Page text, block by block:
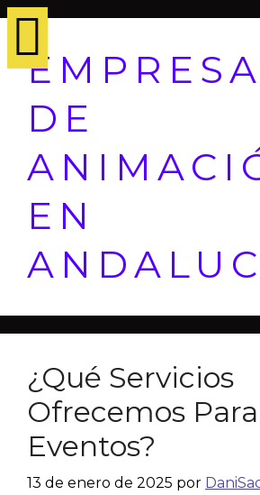
DE
EN
¿Qué Servicios
Ofrecemos Para
Eventos?
13 de enero de 2025 por